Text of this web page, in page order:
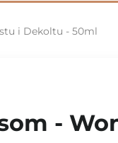
i Dekoltu - 50ml
-